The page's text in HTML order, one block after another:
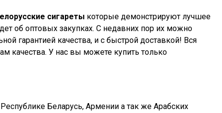
сигареты которые демонстрируют лучшее
об оптовых закупках. С недавних пор их можно
гарантией качества, и с быстрой доставкой! Вся
качества. У нас вы можете купить только
Беларусь, Армении а так же Арабских